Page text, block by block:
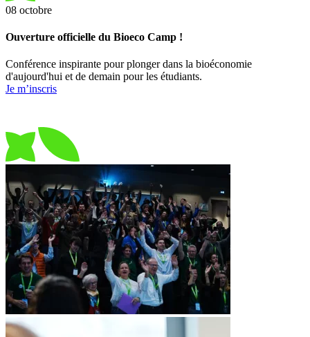
08 octobre
Ouverture officielle du Bioeco Camp !
Conférence inspirante pour plonger dans la bioéconomie
d'aujourd'hui et de demain pour les étudiants.
Je m’inscris